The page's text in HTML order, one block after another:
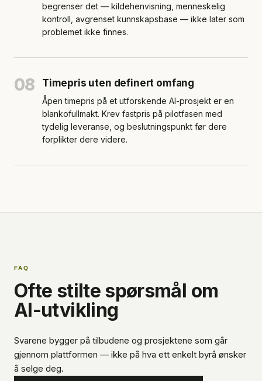
begrenser det — kildehenvisning, menneskelig
kontroll, avgrenset kunnskapsbase — ikke later som
problemet ikke finnes.
08 Timepris uten definert omfang
Åpen timepris på et utforskende AI-prosjekt er en
blankofullmakt. Krev fastpris på pilotfasen med
tydelig leveranse, og beslutningspunkt før dere
forplikter dere videre.
FAQ
Ofte stilte spørsmål om
AI-utvikling
Svarene bygger på tilbudene og prosjektene som går
gjennom plattformen — ikke på hva ett enkelt byrå ønsker
å selge deg.